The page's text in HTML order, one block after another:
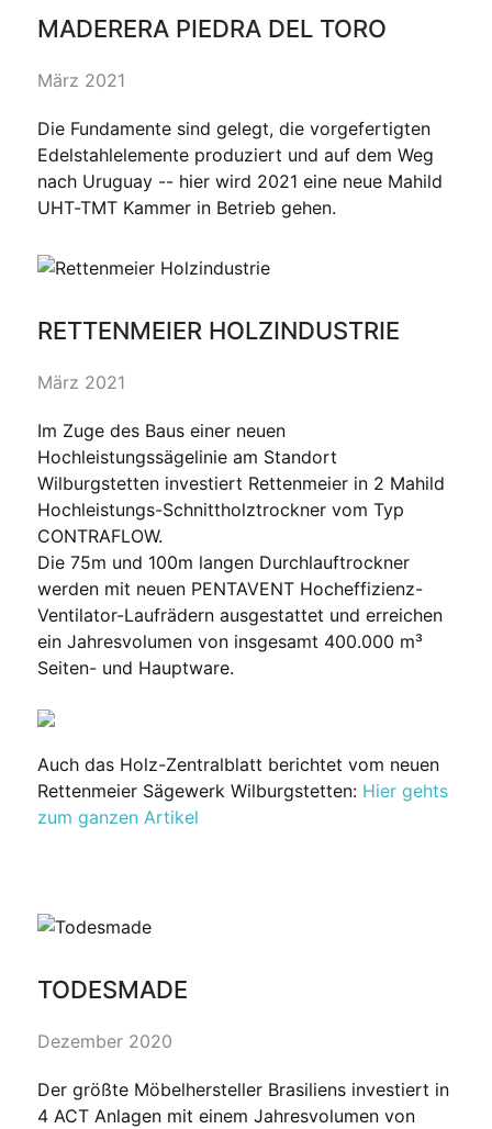
MADERERA PIEDRA DEL TORO
März 2021
Die Fundamente sind gelegt, die vorgefertigten
Edelstahlelemente produziert und auf dem Weg
nach Uruguay -- hier wird 2021 eine neue Mahild
UHT-TMT Kammer in Betrieb gehen.
RETTENMEIER HOLZINDUSTRIE
März 2021
Im Zuge des Baus einer neuen
Hochleistungssägelinie am Standort
Wilburgstetten investiert Rettenmeier in 2 Mahild
Hochleistungs-Schnittholztrockner vom Typ
CONTRAFLOW.
Die 75m und 100m langen Durchlauftrockner
werden mit neuen PENTAVENT Hocheffizienz-
Ventilator-Laufrädern ausgestattet und erreichen
ein Jahresvolumen von insgesamt 400.000 m³
Seiten- und Hauptware.
Auch das Holz-Zentralblatt berichtet vom neuen
Rettenmeier Sägewerk Wilburgstetten: Hier gehts
zum ganzen Artikel
TODESMADE
Dezember 2020
Der größte Möbelhersteller Brasiliens investiert in
4 ACT Anlagen mit einem Jahresvolumen von